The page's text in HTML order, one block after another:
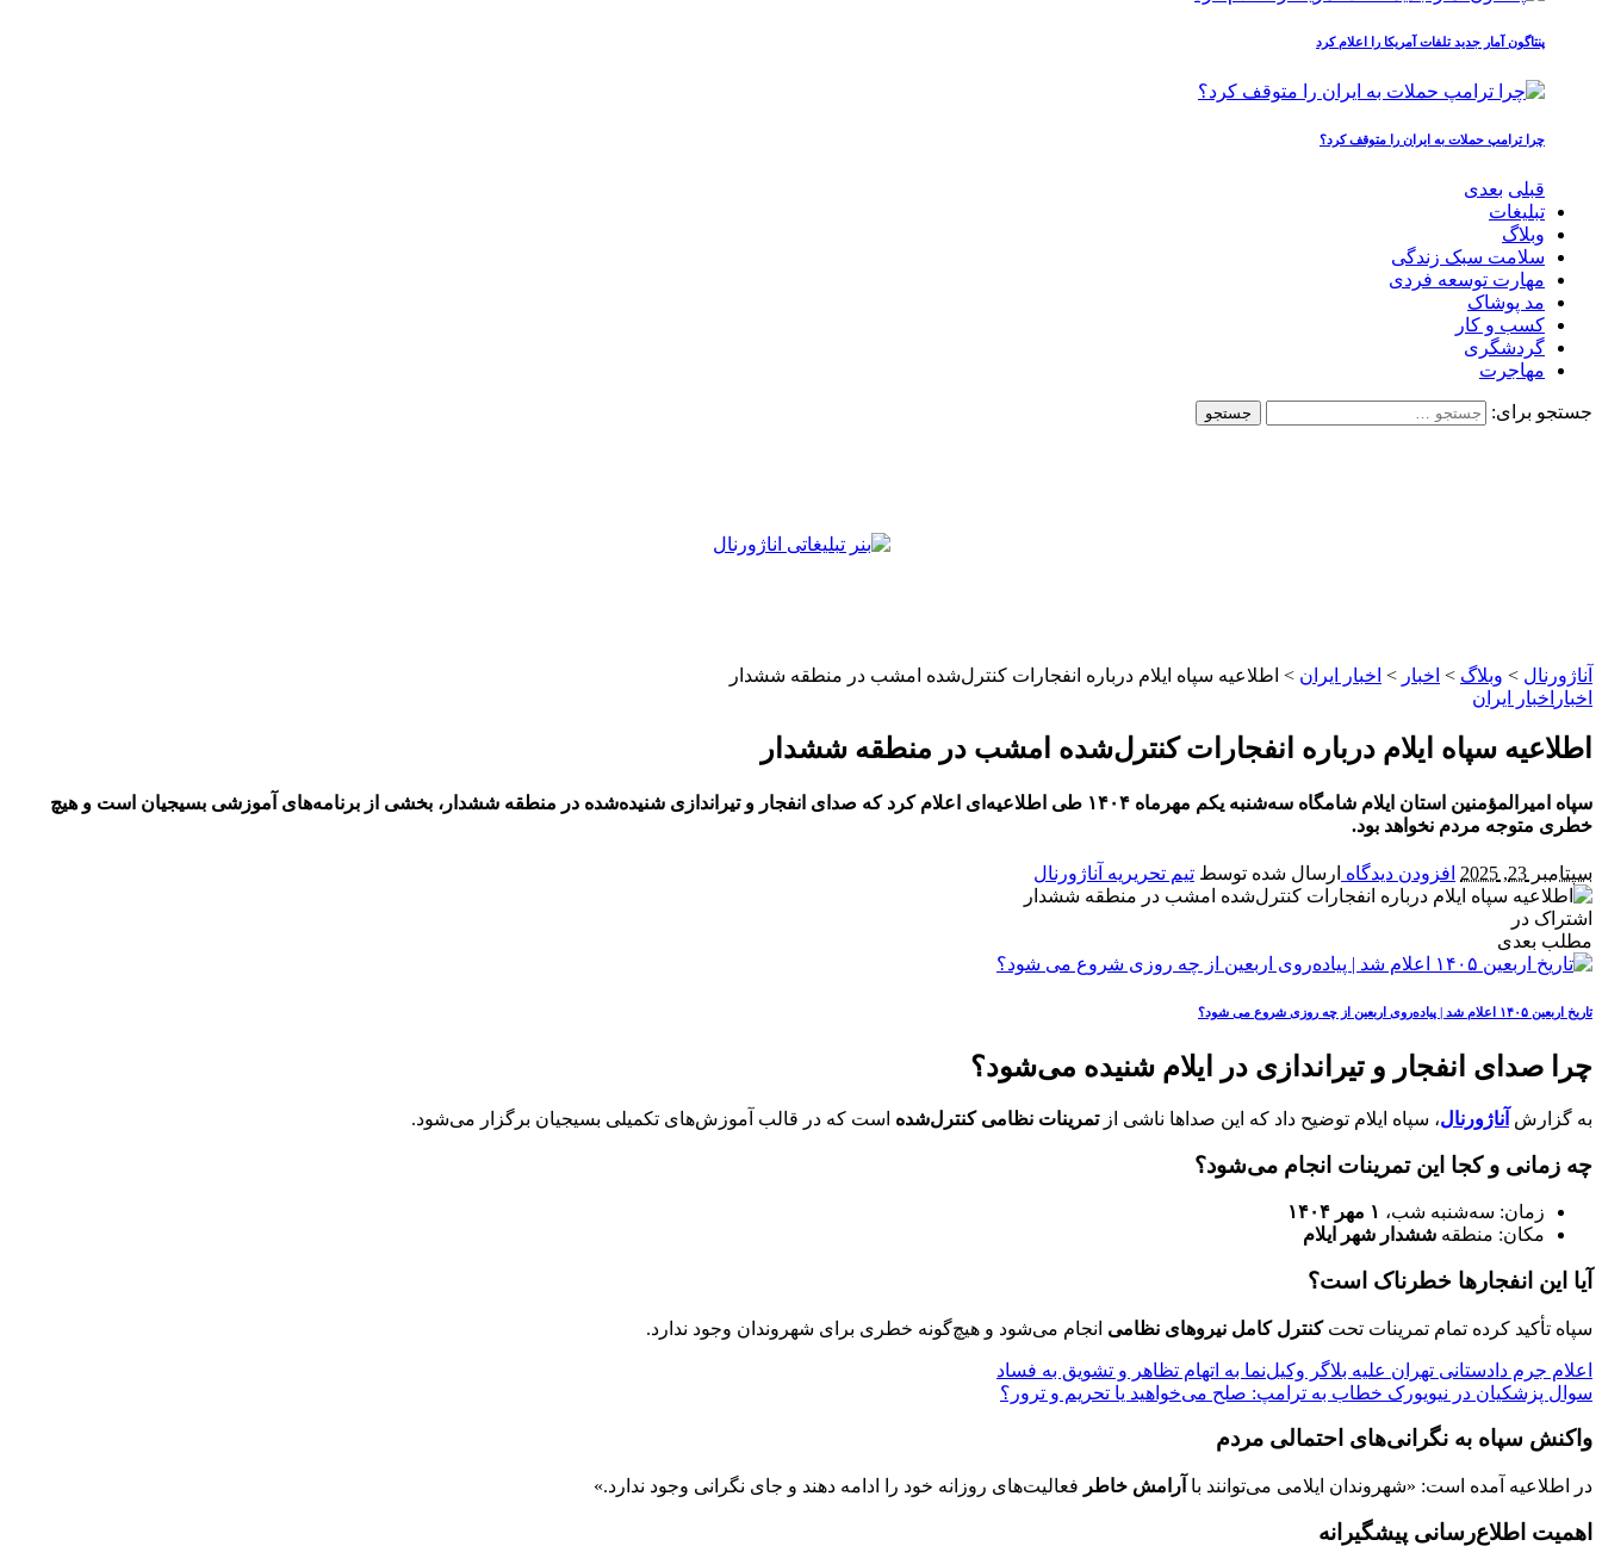
پنتاگون آمار جدید تلفات آمریکا را اعلام کرد
چرا ترامپ حملات به ایران را متوقف کرد؟
قبلی بعدی
تبلیغات
وبلاگ
سلامت سبک زندگی
مهارت توسعه فردی
مد پوشاک
کسب و کار
گردشگری
مهاجرت
جستجو برای:
آناژورنال > وبلاگ > اخبار > اخبار ایران > اطلاعیه سپاه ایلام درباره انفجارات کنترل‌شده امشب در منطقه ششدار
اخبار اخبار ایران
اطلاعیه سپاه ایلام درباره انفجارات کنترل‌شده امشب در منطقه ششدار
سپاه امیرالمؤمنین استان ایلام شامگاه سه‌شنبه یکم مهرماه ۱۴۰۴ طی اطلاعیه‌ای اعلام کرد که صدای انفجار و تیراندازی شنیده‌شده در منطقه ششدار، بخشی از برنامه‌های آموزشی بسیجیان است و هیچ
خطری متوجه مردم نخواهد بود.
سپتامبر 23, 2025 افزودن دیدگاه ارسال شده توسط تیم تحریریه آناژورنال
اشتراک در
مطلب بعدی
تاریخ اربعین ۱۴۰۵ اعلام شد | پیاده‌روی اربعین از چه روزی شروع می‌ شود؟
چرا صدای انفجار و تیراندازی در ایلام شنیده می‌شود؟
به گزارش آناژورنال، سپاه ایلام توضیح داد که این صداها ناشی ازتمرینات نظامی کنترل‌شده است که در قالب آموزش‌های تکمیلی بسیجیان برگزار می‌شود.
چه زمانی و کجا این تمرینات انجام می‌شود؟
زمان: سه‌شنبه شب، ۱ مهر ۱۴۰۴
مکان: منطقه ششدار شهر ایلام
آیا این انفجارها خطرناک است؟
سپاه تأکید کرده تمام تمرینات تحتکنترل کامل نیروهای نظامی انجام می‌شود و هیچ‌گونه خطری برای شهروندان وجود ندارد.
اعلام جرم دادستانی تهران علیه بلاگر وکیل‌نما به اتهام تظاهر و تشویق به فساد
سوال پزشکیان در نیویورک خطاب به ترامپ: صلح می‌خواهید یا تحریم و ترور؟
واکنش سپاه به نگرانی‌های احتمالی مردم
در اطلاعیه آمده است: «شهروندان ایلامی می‌توانند با آرامش خاطر فعالیت‌های روزانه خود را ادامه دهند و جای نگرانی وجود ندارد.»
اهمیت اطلاع‌رسانی پیشگیرانه